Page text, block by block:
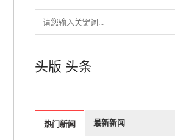
头版 头条
热门新闻 最新新闻